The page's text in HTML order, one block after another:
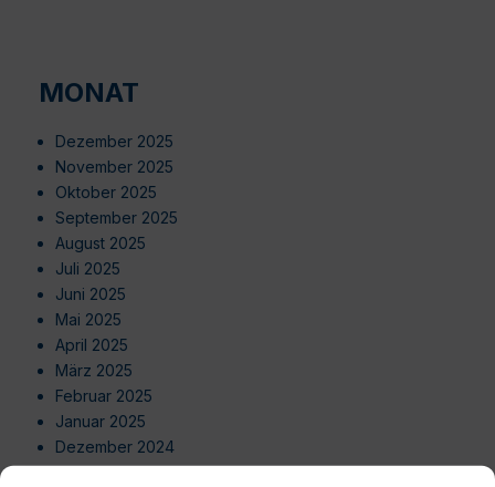
MONAT
Dezember 2025
November 2025
Oktober 2025
September 2025
August 2025
Juli 2025
Juni 2025
Mai 2025
April 2025
März 2025
Februar 2025
Januar 2025
Dezember 2024
November 2024